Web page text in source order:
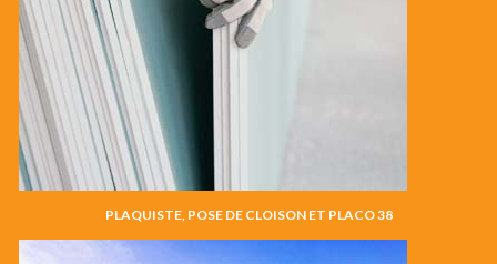
PLAQUISTE, POSE DE CLOISON ET PLACO 38